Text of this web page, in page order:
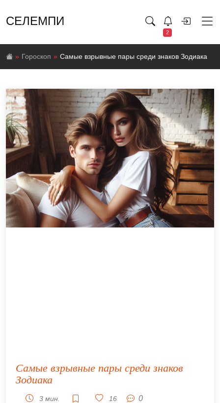
СЕЛЕМПИ
2
Гороскоп Самые взрывные пары среди знаков Зодиака
Самые взрывные пары среди знаков
Зодиака
3 мин. 16 0